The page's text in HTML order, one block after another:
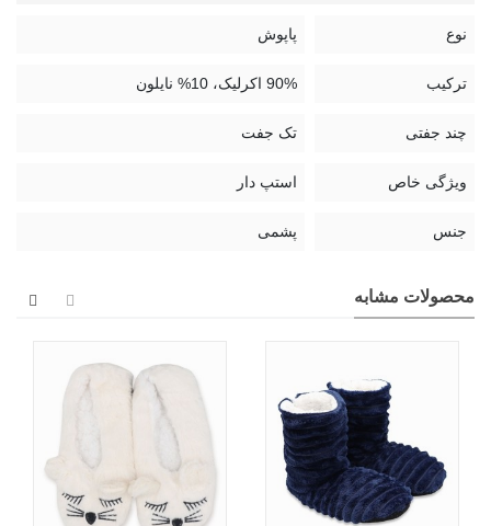
نوع پاپوش
ترکیب 90% اکرلیک، 10% نایلون
چند جفتی تک جفت
ویژگی خاص استپ دار
جنس پشمی
محصولات مشابه